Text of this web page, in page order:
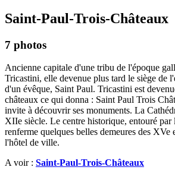
Saint-Paul-Trois-Châteaux
7 photos
Ancienne capitale d'une tribu de l'époque
Tricastini, elle devenue plus tard le siège de
d'un évêque, Saint Paul. Tricastini est
châteaux ce qui donna : Saint Paul Trois
invite à découvrir ses monuments. La
XIIe siècle. Le centre historique, entouré par
renferme quelques belles demeures des
l'hôtel de ville.
A voir : Saint-Paul-Trois-Châteaux